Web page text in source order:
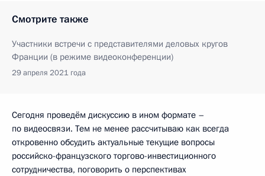
Смотрите также
Участники встречи с представителями деловых кругов
Франции (в режиме видеоконференции)
29 апреля 2021 года
Сегодня проведём дискуссию в ином формате –
по видеосвязи. Тем не менее рассчитываю как всегда
откровенно обсудить актуальные текущие вопросы
российско-французского торгово-инвестиционного
сотрудничества, поговорить о перспективах